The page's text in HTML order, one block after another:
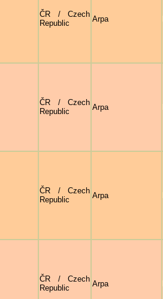
ČR / Czech
Republic
Arpa
ČR / Czech
Republic
Arpa
ČR / Czech
Republic
Arpa
ČR / Czech
Republic
Arpa